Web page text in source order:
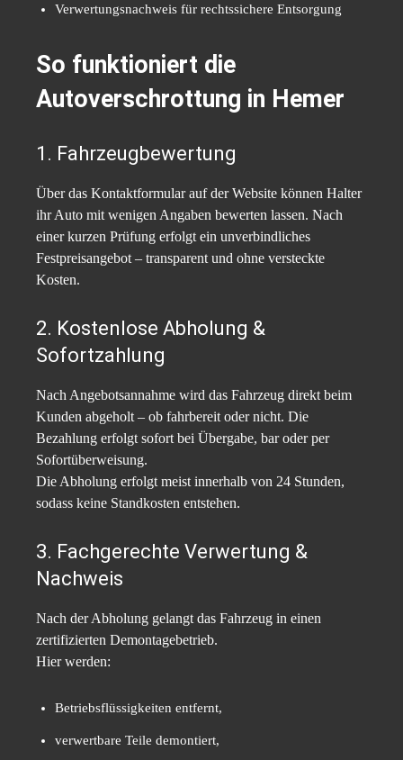
Verwertungsnachweis für rechtssichere Entsorgung
So funktioniert die
Autoverschrottung in Hemer
1. Fahrzeugbewertung
Über das Kontaktformular auf der Website können Halter
ihr Auto mit wenigen Angaben bewerten lassen. Nach
einer kurzen Prüfung erfolgt ein unverbindliches
Festpreisangebot – transparent und ohne versteckte
Kosten.
2. Kostenlose Abholung &
Sofortzahlung
Nach Angebotsannahme wird das Fahrzeug direkt beim
Kunden abgeholt – ob fahrbereit oder nicht. Die
Bezahlung erfolgt sofort bei Übergabe, bar oder per
Sofortüberweisung.
Die Abholung erfolgt meist innerhalb von 24 Stunden,
sodass keine Standkosten entstehen.
3. Fachgerechte Verwertung &
Nachweis
Nach der Abholung gelangt das Fahrzeug in einen
zertifizierten Demontagebetrieb.
Hier werden:
Betriebsflüssigkeiten entfernt,
verwertbare Teile demontiert,